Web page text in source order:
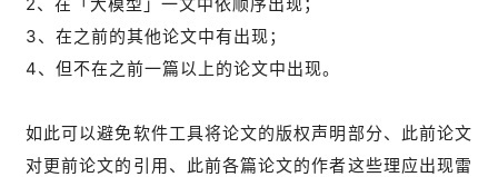
3、在之前的其他论文中有出现；
4、但不在之前一篇以上的论文中出现。
如此可以避免软件工具将论文的版权声明部分、此前论文
对更前论文的引用、此前各篇论文的作者这些理应出现雷